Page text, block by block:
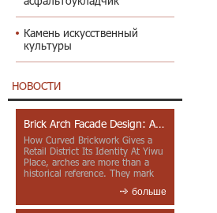
Камень искусственный
культуры
НОВОСТИ
Brick Arch Facade Design: A Closer Look at Yiwu Place
How Curved Brickwork Gives a
Retail District Its Identity At Yiwu
Place, arches are more than a
historical reference. They mark
больше